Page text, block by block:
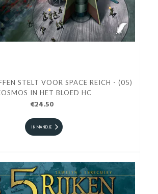
STELT VOOR SPACE REICH - (05)
IN HET BLOED HC
€24.50
IN MANDJE